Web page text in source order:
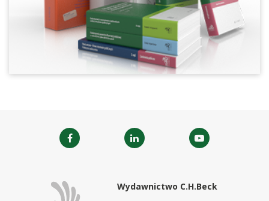
Wydawnictwo C.H.Beck